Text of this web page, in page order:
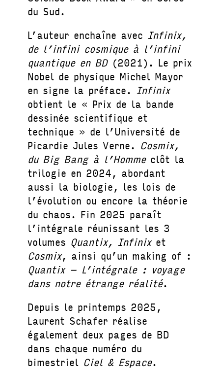
du Sud.
L’auteur enchaîne avec Infinix,
de l’infini cosmique à l’infini
quantique en BD(2021). Le prix
Nobel de physique Michel Mayor
en signe la préface. Infinix
obtient le « Prix de la bande
dessinée scientifique et
technique » de l’Université de
Picardie Jules Verne. Cosmix,
du Big Bang à l’Hommeclôt la
trilogie en 2024, abordant
aussi la biologie, les lois de
l’évolution ou encore la théorie
du chaos. Fin 2025 paraît
l’intégrale réunissant les 3
volumes Quantix, Infinix et
Cosmix, ainsi qu’un making of :
Quantix – L’intégrale : voyage
dans notre étrange réalité.
Depuis le printemps 2025,
Laurent Schafer réalise
également deux pages de BD
dans chaque numéro du
bimestriel Ciel & Espace.